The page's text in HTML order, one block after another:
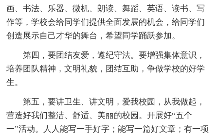
画、书法、乐器、微机、朗读、舞蹈、英语、读书、写
作等，学校会给同学们提供全面发展的机会，给同学们
创造展示自己才华的舞台，希望同学踊跃参加。
第四，要团结友爱，遵纪守法。要增强集体意识，
培养团队精神，文明礼貌，团结互助，争做学校的好学
生。
第五，要讲卫生、讲文明，爱我校园，从我做起，
营造好我们整洁、舒适、美丽的校园。开展好“五个
一”活动。人人能写一手好字；能写一篇好文章；有一项